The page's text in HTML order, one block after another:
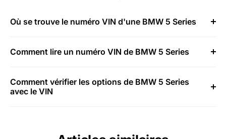
Où se trouve le numéro VIN d'une BMW 5 Series
Comment lire un numéro VIN de BMW 5 Series
Comment vérifier les options de BMW 5 Series
avec le VIN